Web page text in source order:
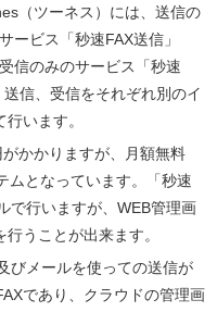
（ツーネス）には、送信の
ービス「秒速FAX送信」
信のみのサービス「秒速
信、受信をそれぞれ別のイ
います。
がかかりますが、月額無料
ムとなっています。「秒速
で行いますが、WEB管理画
うことが出来ます。
びメールを使っての送信が
であり、クラウドの管理画